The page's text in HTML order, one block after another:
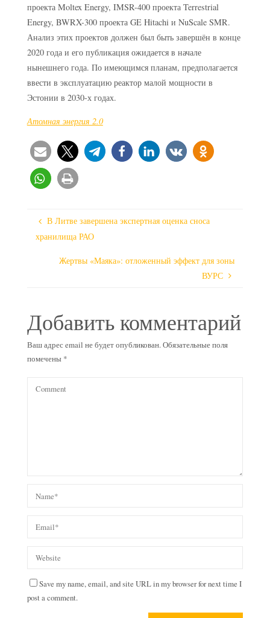
проекта Moltex Energy, IMSR-400 проекта Terrestrial
Energy, BWRX-300 проекта GE Hitachi и NuScale SMR.
Анализ этих проектов должен был быть завершён в конце
2020 года и его публикация ожидается в начале
нынешнего года. По имеющимся планам, предполагается
ввести в эксплуатацию реактор малой мощности в
Эстонии в 2030-х годах.
Атомная энергия 2.0
В Литве завершена экспертная оценка сноса
хранилища РАО
Жертвы «Маяка»: отложенный эффект для зоны
ВУРС
Добавить комментарий
Ваш адрес email не будет опубликован.Обязательные поля
помечены *
Save my name, email, and site URL in my browser for next time I
post a comment.